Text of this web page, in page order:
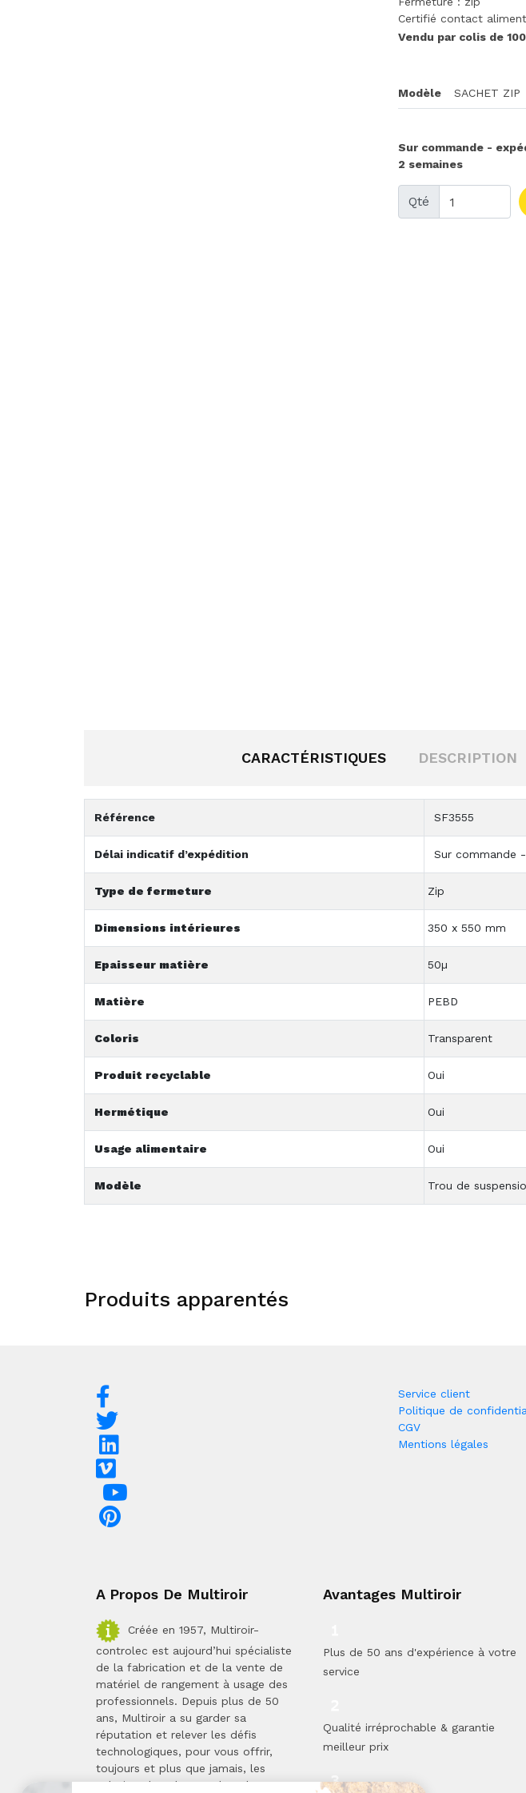
Certifié contact
Vendu par colis de
Modèle SACHET ZIP
Sur commande -
2 semaines
Qté
CARACTÉRISTIQUES DESCRIPTION
Référence SF3555
Délai indicatif d’expédition Sur commande
Type de fermeture Zip
Dimensions intérieures 350 x 550 mm
Epaisseur matière 50µ
Matière PEBD
Coloris Transparent
Produit recyclable Oui
Hermétique Oui
Usage alimentaire Oui
Modèle Trou de
Produits apparentés
Service client
Politique de
CGV
Mentions légales
A Propos De Multiroir
Créée en 1957, Multiroir-
controlec est aujourd’hui spécialiste
de la fabrication et de la vente de
matériel de rangement à usage des
professionnels. Depuis plus de 50
ans, Multiroir a su garder sa
réputation et relever les défis
technologiques, pour vous offrir,
toujours et plus que jamais, les
solutions les plus proches de vos
Avantages Multiroir
Plus de 50 ans d'expérience à votre
service
Qualité irréprochable & garantie
meilleur prix